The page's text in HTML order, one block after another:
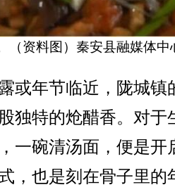
（资料图）秦安县融媒体中
年节临近，陇城镇
独特的炝醋香。对于
一碗清汤面，便是开
，也是刻在骨子里的